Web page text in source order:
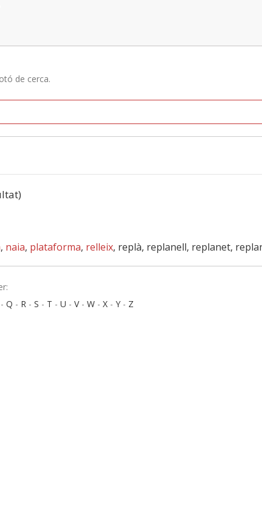
de cerca.
, naia, plataforma, relleix, replà, replanell, replanet,
- Q - R - S - T - U - V- W - X - Y - Z